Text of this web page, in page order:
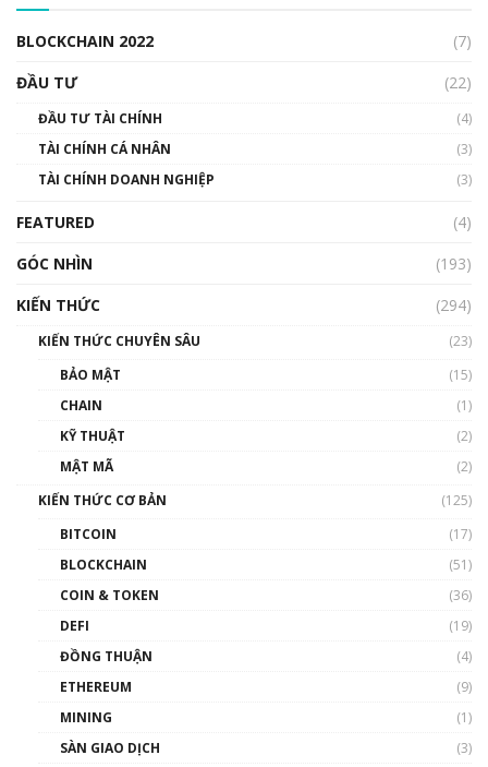
00:02:14
Nhìn lại năm 2022: Những sự kiện ảnh hưởng
đến hệ sinh thái tiền mã hoá | Phổ cập
00:43:47
như thể nào?
00:39:31
Phổ cập Blockchain
thống & Crypto qua các cuộc chiến | Phổ cập
BLOCKCHAIN 2022
(7)
ĐẦU TƯ
(22)
ĐẦU TƯ TÀI CHÍNH
(4)
TÀI CHÍNH CÁ NHÂN
(3)
TÀI CHÍNH DOANH NGHIỆP
(3)
FEATURED
(4)
GÓC NHÌN
(193)
KIẾN THỨC
(294)
KIẾN THỨC CHUYÊN SÂU
(23)
BẢO MẬT
(15)
CHAIN
(1)
KỸ THUẬT
(2)
MẬT MÃ
(2)
KIẾN THỨC CƠ BẢN
(125)
BITCOIN
(17)
BLOCKCHAIN
(51)
COIN & TOKEN
(36)
DEFI
(19)
ĐỒNG THUẬN
(4)
ETHEREUM
(9)
MINING
(1)
SÀN GIAO DỊCH
(3)